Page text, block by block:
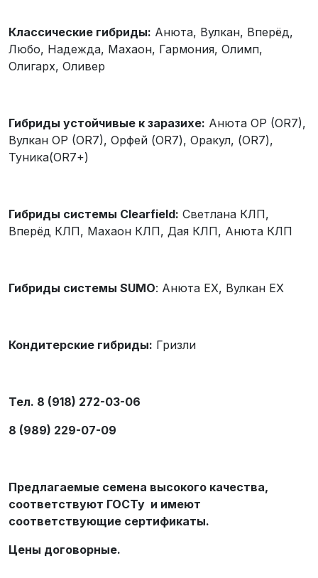
Классические гибриды: Анюта, Вулкан, Вперёд,
Любо, Надежда, Махаон, Гармония, Олимп,
Олигарх, Оливер
Гибриды устойчивые к заразихе: Анюта OP (OR7),
Вулкан OP (OR7), Орфей (OR7), Оракул, (OR7),
Туника(OR7+)
Гибриды системы Clearfield: Светлана КЛП,
Вперёд КЛП, Махаон КЛП, Дая КЛП, Анюта КЛП
Гибриды системы SUMO: Анюта EX, Вулкан EX
Кондитерские гибриды: Гризли
Тел. 8 (918) 272-03-06
8 (989) 229-07-09
Предлагаемые семена высокого качества,
соответствуют ГОСТу и имеют
соответствующие сертификаты.
Цены договорные.